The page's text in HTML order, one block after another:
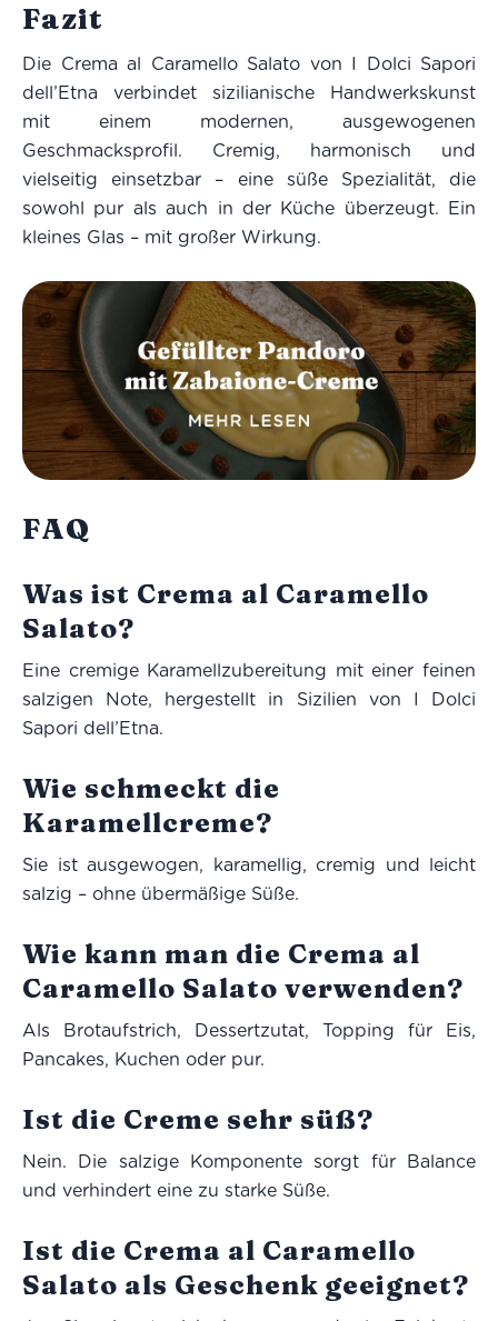
Fazit
Die Crema al Caramello Salato von I Dolci Sapori
dell’Etna verbindet sizilianische Handwerkskunst
mit einem modernen, ausgewogenen
Geschmacksprofil. Cremig, harmonisch und
vielseitig einsetzbar – eine süße Spezialität, die
sowohl pur als auch in der Küche überzeugt. Ein
kleines Glas – mit großer Wirkung.
FAQ
Was ist Crema al Caramello
Salato?
Eine cremige Karamellzubereitung mit einer feinen
salzigen Note, hergestellt in Sizilien von I Dolci
Sapori dell’Etna.
Wie schmeckt die
Karamellcreme?
Sie ist ausgewogen, karamellig, cremig und leicht
salzig – ohne übermäßige Süße.
Wie kann man die Crema al
Caramello Salato verwenden?
Als Brotaufstrich, Dessertzutat, Topping für Eis,
Pancakes, Kuchen oder pur.
Ist die Creme sehr süß?
Nein. Die salzige Komponente sorgt für Balance
und verhindert eine zu starke Süße.
Ist die Crema al Caramello
Salato als Geschenk geeignet?